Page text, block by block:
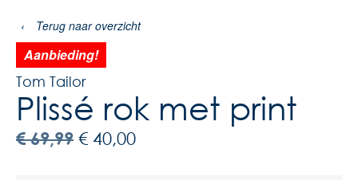
‹ Terug naar overzicht
Aanbieding!
Tom Tailor
Plissé rok met print
€69,99 € 40,00